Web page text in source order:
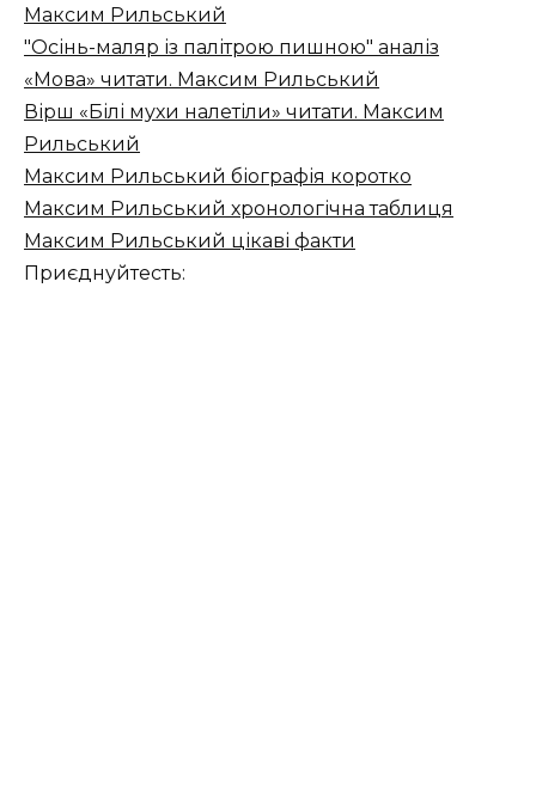
Максим Рильський
"Осінь-маляр із палітрою пишною" аналіз
«Мова» читати. Максим Рильський
Вірш «Білі мухи налетіли» читати. Максим
Рильський
Максим Рильський біографія коротко
Максим Рильський хронологічна таблиця
Максим Рильський цікаві факти
Приєднуйтесть: